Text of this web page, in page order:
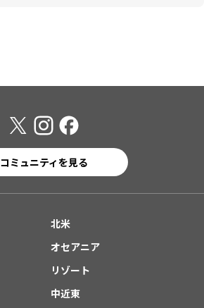
コミュニティを見る
北米
オセアニア
リゾート
中近東